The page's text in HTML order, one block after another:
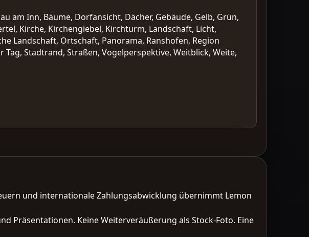
am Inn, Bäume, Dorfansicht, Dächer, Gebäude, Gelb, Grün,
Kirche, Kirchengiebel, Kirchturm, Landschaft, Licht,
Landschaft, Ortschaft, Panorama, Ranshofen, Region
Stadtrand, Straßen, Vogelperspektive, Weitblick, Weite,
und internationale Zahlungsabwicklung übernimmt Lemon
Präsentationen. Keine Weiterveräußerung als Stock-Foto. Eine